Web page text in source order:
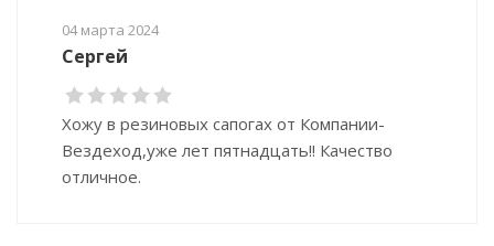
04 марта 2024
Сергей
Хожу в резиновых сапогах от Компании-
Вездеход,уже лет пятнадцать!! Качество
отличное.